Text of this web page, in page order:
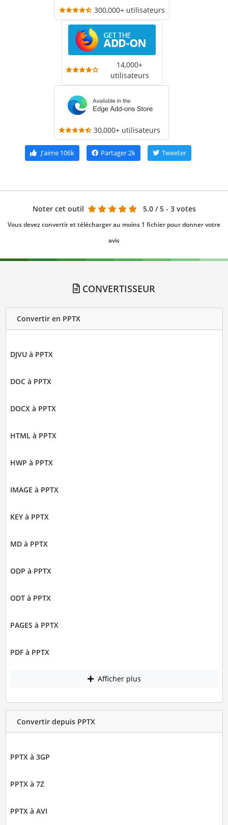
300,000+ utilisateurs
14,000+
utilisateurs
30,000+ utilisateurs
J'aime106k Partager2k Tweeter
Noter cet outil 5.0 / 5 - 3 votes
Vous devez convertir et télécharger au moins 1 fichier pour donner votre
avis
CONVERTISSEUR
Convertir en PPTX
DJVU à PPTX
DOC à PPTX
DOCX à PPTX
HTML à PPTX
HWP à PPTX
IMAGE à PPTX
KEY à PPTX
MD à PPTX
ODP à PPTX
ODT à PPTX
PAGES à PPTX
PDF à PPTX
Afficher plus
Convertir depuis PPTX
PPTX à 3GP
PPTX à 7Z
PPTX à AVI